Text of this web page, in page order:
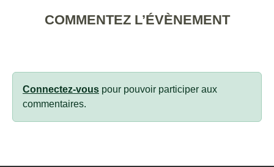
COMMENTEZ L’ÉVÈNEMENT
Connectez-vous pour pouvoir participer aux
commentaires.